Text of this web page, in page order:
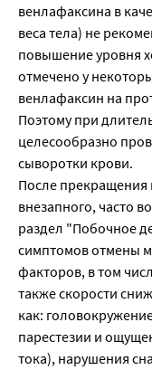
венлафаксина в
веса тела) не
повышение уровня
отмечено у
венлафаксин на
Поэтому при
целесообразно
сыворотки крови.
После прекращения
внезапного, часто
раздел "Побочное
симптомов отмены
факторов, в том
также скорости
как:
парестезии и
тока), нарушения